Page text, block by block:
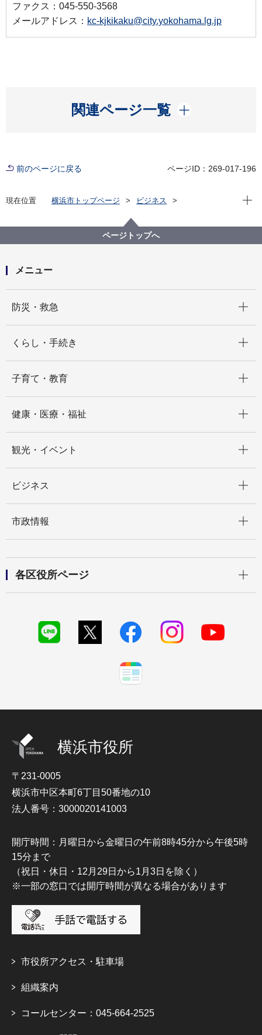
ファクス：045-550-3568
メールアドレス： kc-kjkikaku@city.yokohama.lg.jp
関連ページ一覧
開く
前のページに戻る ページID：269-017-196
現在位置 横浜市トップページ
ビジネス
建築関連手続・法令・許認可
建築基準法に基づく規制・取扱等
意見公募ページ
現在
ページトップへ
メニュー
防災・救急
くらし・手続き
子育て・教育
健康・医療・福祉
観光・イベント
ビジネス
市政情報
各区役所ページ
横浜市役所
〒231-0005
横浜市中区本町6丁目50番地の10
法人番号：3000020141003
開庁時間：月曜日から金曜日の午前8時45分から午後5時
15分まで
（祝日・休日・12月29日から1月3日を除く）
※一部の窓口では開庁時間が異なる場合があります
市役所アクセス・駐車場
組織案内
コールセンター：045-664-2525